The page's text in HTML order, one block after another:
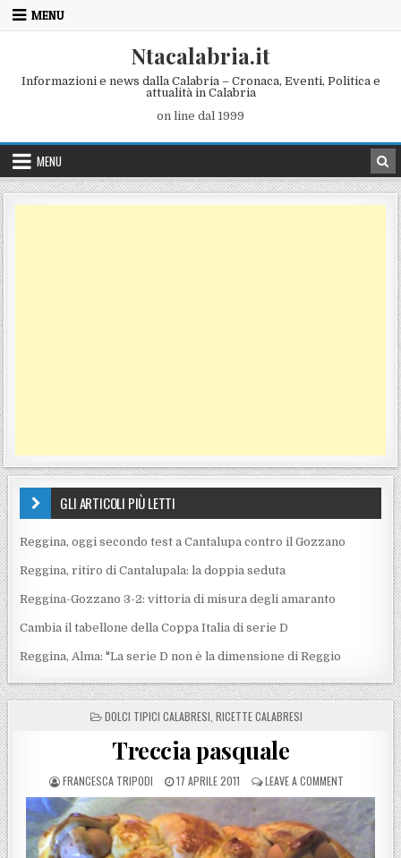
Skip to content
MENU
Ntacalabria.it
Informazioni e news dalla Calabria – Cronaca, Eventi, Politica e
attualità in Calabria
on line dal 1999
MENU
GLI ARTICOLI PIÙ LETTI
Reggina, oggi secondo test a Cantalupa contro il Gozzano
Reggina, ritiro di Cantalupala: la doppia seduta
Reggina-Gozzano 3-2: vittoria di misura degli amaranto
Cambia il tabellone della Coppa Italia di serie D
Reggina, Alma: "La serie D non è la dimensione di Reggio
POSTED IN
DOLCI TIPICI CALABRESI RICETTE CALABRESI
Treccia pasquale
POSTED BY
FRANCESCA TRIPODI POSTED ON
17 APRILE 2011 LEAVE A COMMENTON TRECCIA